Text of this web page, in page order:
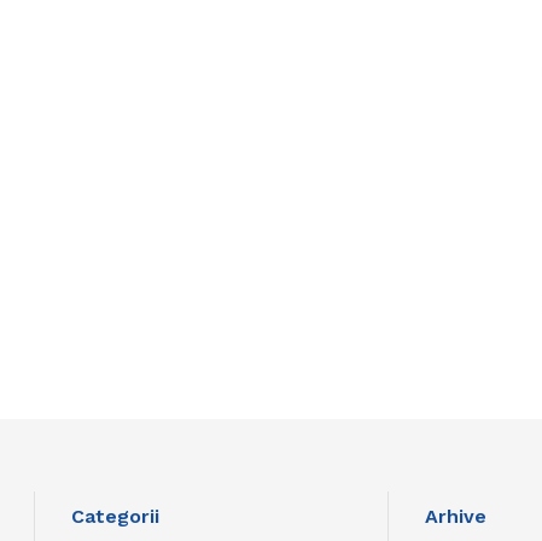
Categorii Arhive